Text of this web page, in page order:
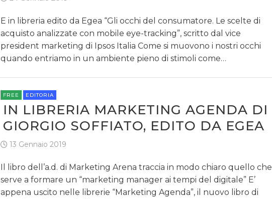
E in libreria edito da Egea “Gli occhi del consumatore. Le scelte di
acquisto analizzate con mobile eye-tracking”, scritto dal vice
president marketing di Ipsos Italia Come si muovono i nostri occhi
quando entriamo in un ambiente pieno di stimoli come…
FREE EDITORIA
IN LIBRERIA MARKETING AGENDA DI
GIORGIO SOFFIATO, EDITO DA EGEA
13 Gennaio 2019
Il libro dell’a.d. di Marketing Arena traccia in modo chiaro quello che
serve a formare un “marketing manager ai tempi del digitale” E’
appena uscito nelle librerie “Marketing Agenda”, il nuovo libro di